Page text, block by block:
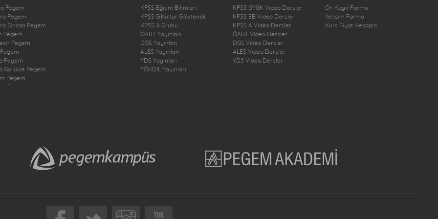
Pegem
Pegem
Sincan Pegem
Pegem
Pegem
Pegem
Görükle Pegem
Pegem
Pegem
Pegem
Dörtyol Pegem
Bakırköy Pegem
Pendik Pegem
KPSS Eğitim Bilimleri
KPSS G.Kültür G.Yetenek
KPSS A Grubu
ÖABT Yayınları
DGS Yayınları
ALES Yayınları
YDS Yayınları
YÖKDİL Yayınları
KPSS GYGK Video Dersler
KPSS EB Video Dersler
KPSS A Video Dersler
ÖABT Video Dersler
DGS Video Dersler
ALES Video Dersler
YDS Video Dersler
Ön Kayıt Formu
İletişim Formu
Kurs Fiyat Hesapla